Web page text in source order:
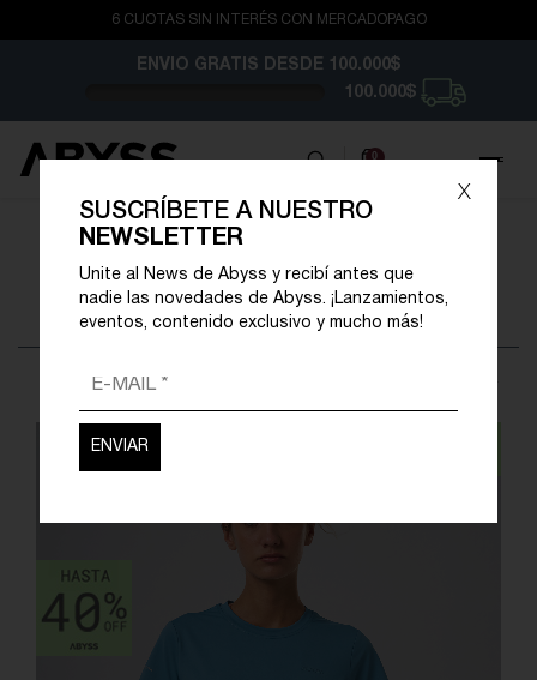
x
SUSCRÍBETE A NUESTRO
NEWSLETTER
Unite al News de Abyss y recibí antes que
nadie las novedades de Abyss. ¡Lanzamientos,
eventos, contenido exclusivo y mucho más!
6 CUOTAS SIN INTERÉS CON MERCADOPAGO
ENVIO GRATIS DESDE 100.000$
100.000$
0
CATÁLOGO ABYSS
Se encontraron182 resultados